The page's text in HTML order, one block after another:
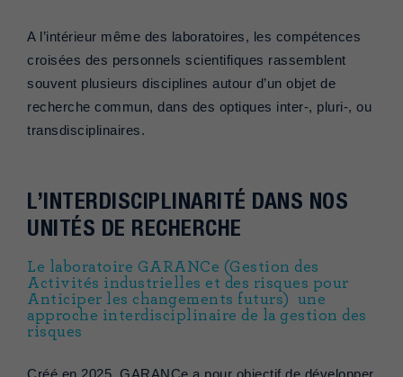
A l’intérieur même des laboratoires, les compétences
croisées des personnels scientifiques rassemblent
souvent plusieurs disciplines autour d’un objet de
recherche commun, dans des optiques inter-, pluri-, ou
transdisciplinaires.
L’INTERDISCIPLINARITÉ DANS NOS
UNITÉS DE RECHERCHE
Le laboratoire GARANCe (Gestion des
Activités industrielles et des risques pour
Anticiper les changements futurs) une
approche interdisciplinaire de la gestion des
risques